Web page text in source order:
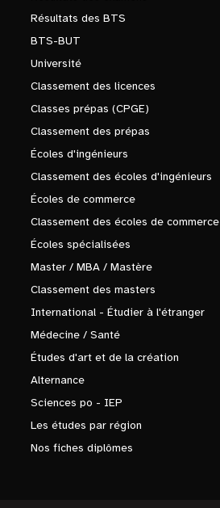
Résultats des BTS
BTS-BUT
Université
Classement des licences
Classes prépas (CPGE)
Classement des prépas
Écoles d'ingénieurs
Classement des écoles d'ingénieurs
Écoles de commerce
Classement des écoles de commerce
Écoles spécialisées
Master / MBA / Mastère
Classement des masters
International - Étudier à l'étranger
Médecine / Santé
Études d'art et de la création
Alternance
Sciences po - IEP
Les études par région
Nos fiches diplômes